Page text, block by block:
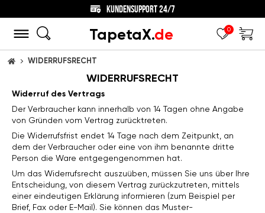
KUNDENSUPPORT 24/7
TapetaX.de 0
STARTSEITE
WIDERRUFSRECHT
WIDERRUFSRECHT
Widerruf des Vertrags
Der Verbraucher kann innerhalb von 14 Tagen ohne Angabe
von Gründen vom Vertrag zurücktreten.
Die Widerrufsfrist endet 14 Tage nach dem Zeitpunkt, an
dem der Verbraucher oder eine von ihm benannte dritte
Person die Ware entgegengenommen hat.
Um das Widerrufsrecht auszuüben, müssen Sie uns über Ihre
Entscheidung, von diesem Vertrag zurückzutreten, mittels
einer eindeutigen Erklärung informieren (zum Beispiel per
Brief, Fax oder E-Mail). Sie können das Muster-